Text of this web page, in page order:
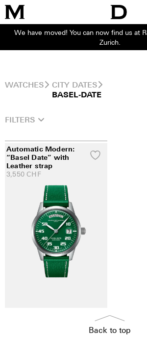
We have moved! You can now find us at
Zurich.
WATCHES CITY DATES
BASEL‑DATE
FILTERS
Automatic Modern:
“Basel Date” with
Leather strap
3,550 CHF
Back to top